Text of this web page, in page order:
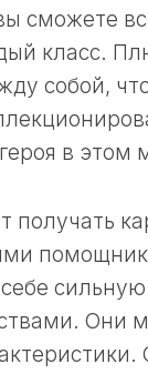
сможете
класс.
собой,
в этом
получать
Они